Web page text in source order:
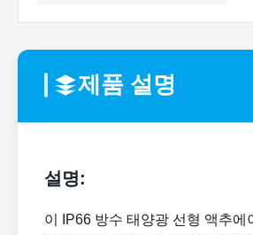
제품 설명
설명:
이 IP66 방수 태양광 선형 액추